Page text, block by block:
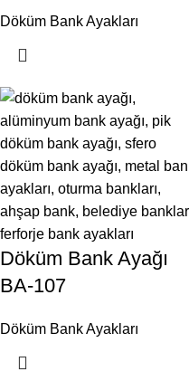
Döküm Bank Ayakları
Döküm Bank Ayağı
BA-107
Döküm Bank Ayakları